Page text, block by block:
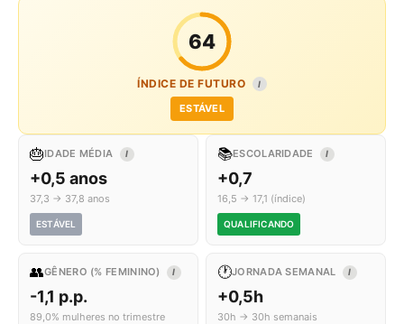
64
ÍNDICE DE FUTURO I
ESTÁVEL
🎂IDADE MÉDIA I
+0,5 anos
37,3 → 37,8 anos
ESTÁVEL
📚ESCOLARIDADE I
+0,7
16,5 → 17,1 (índice)
QUALIFICANDO
👥GÊNERO (% FEMININO) I
-1,1 p.p.
89,0% mulheres no trimestre
🕐JORNADA SEMANAL I
+0,5h
30h → 30h semanais